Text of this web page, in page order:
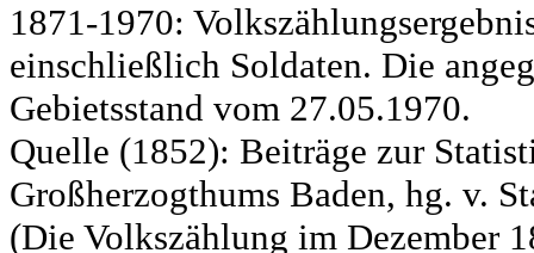
1871-1970:
einschließlich Soldaten. Die
Gebietsstand vom 27.05.1970.
Quelle (1852): Beiträge zur
Großherzogthums Baden, hg. v.
(Die Volkszählung im Dezember